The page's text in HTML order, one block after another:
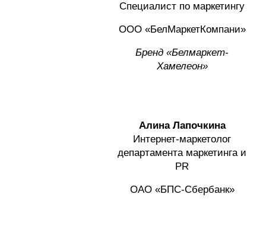
Специалист по маркетингу
ООО «БелМаркетКомпани»
Бренд «Белмаркет-
Хамелеон»
Алина Лапочкина
Интернет-маркетолог
департамента маркетинга и
PR
ОАО «БПС-Сбербанк»